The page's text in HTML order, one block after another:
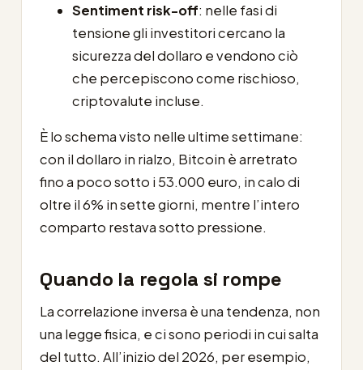
Sentiment risk-off: nelle fasi di
tensione gli investitori cercano la
sicurezza del dollaro e vendono ciò
che percepiscono come rischioso,
criptovalute incluse.
È lo schema visto nelle ultime settimane:
con il dollaro in rialzo, Bitcoin è arretrato
fino a poco sotto i 53.000 euro, in calo di
oltre il 6% in sette giorni, mentre l’intero
comparto restava sotto pressione.
Quando la regola si rompe
La correlazione inversa è una tendenza, non
una legge fisica, e ci sono periodi in cui salta
del tutto. All’inizio del 2026, per esempio,